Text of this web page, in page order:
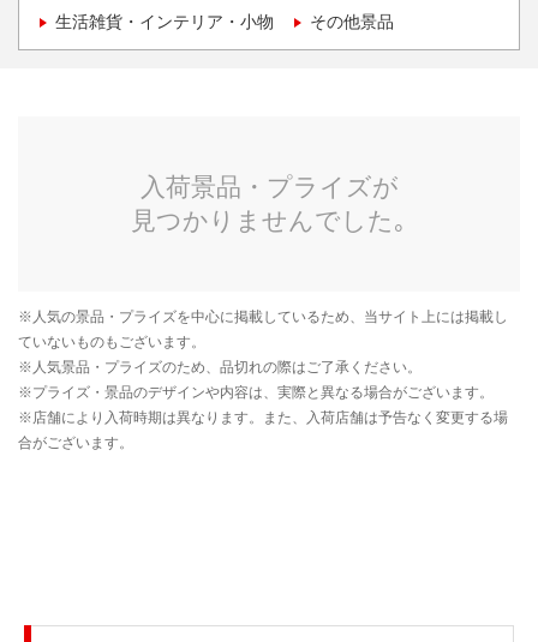
生活雑貨・インテリア・小物 その他景品